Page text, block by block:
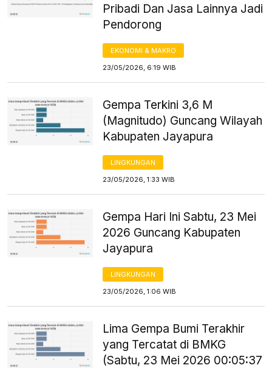
Pribadi Dan Jasa Lainnya Jadi
Pendorong
EKONOMI & MAKRO
23/05/2026, 6:19 WIB
Gempa Terkini 3,6 M
(Magnitudo) Guncang Wilayah
Kabupaten Jayapura
LINGKUNGAN
23/05/2026, 1:33 WIB
Gempa Hari Ini Sabtu, 23 Mei
2026 Guncang Kabupaten
Jayapura
LINGKUNGAN
23/05/2026, 1:06 WIB
Lima Gempa Bumi Terakhir
yang Tercatat di BMKG
(Sabtu, 23 Mei 2026 00:05:37